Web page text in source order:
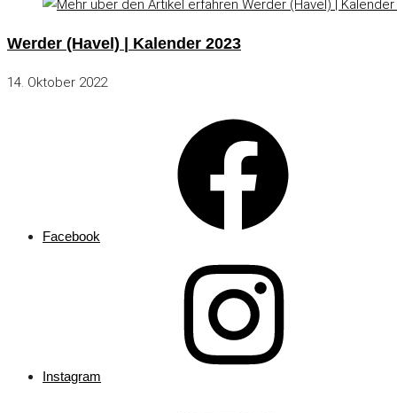
Werder (Havel) | Kalender 2023
14. Oktober 2022
Facebook
Instagram